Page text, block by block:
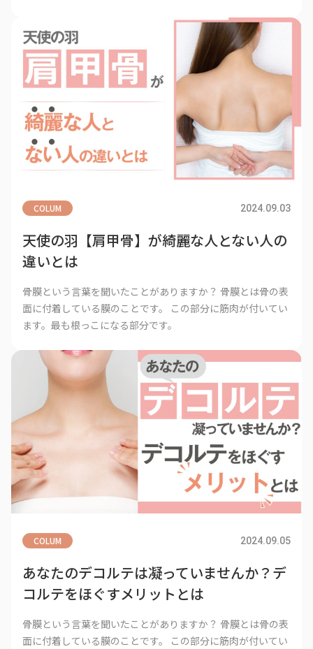
COLUM 2024.09.03
天使の羽【肩甲骨】が綺麗な人とない人の
違いとは
骨膜という言葉を聞いたことがありますか？ 骨膜とは骨の表
面に付着している膜のことです。 この部分に筋肉が付いてい
ます。最も根っこになる部分です。
COLUM 2024.09.05
あなたのデコルテは凝っていませんか？デ
コルテをほぐすメリットとは
骨膜という言葉を聞いたことがありますか？ 骨膜とは骨の表
面に付着している膜のことです。 この部分に筋肉が付いてい